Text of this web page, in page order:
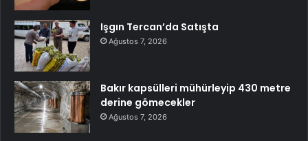
Işgın Tercan’da Satışta
Ağustos 7, 2026
Bakır kapsülleri mühürleyip 430 metre
derine gömecekler
Ağustos 7, 2026